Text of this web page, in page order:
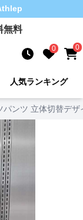
無料
0 0
人気ランキング
パンツ 立体切替デ